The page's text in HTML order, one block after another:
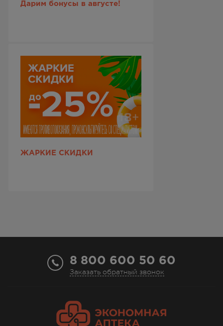
Дарим бонусы в августе!
ЖАРКИЕ СКИДКИ
8 800 600 50 60
Заказать обратный звонок